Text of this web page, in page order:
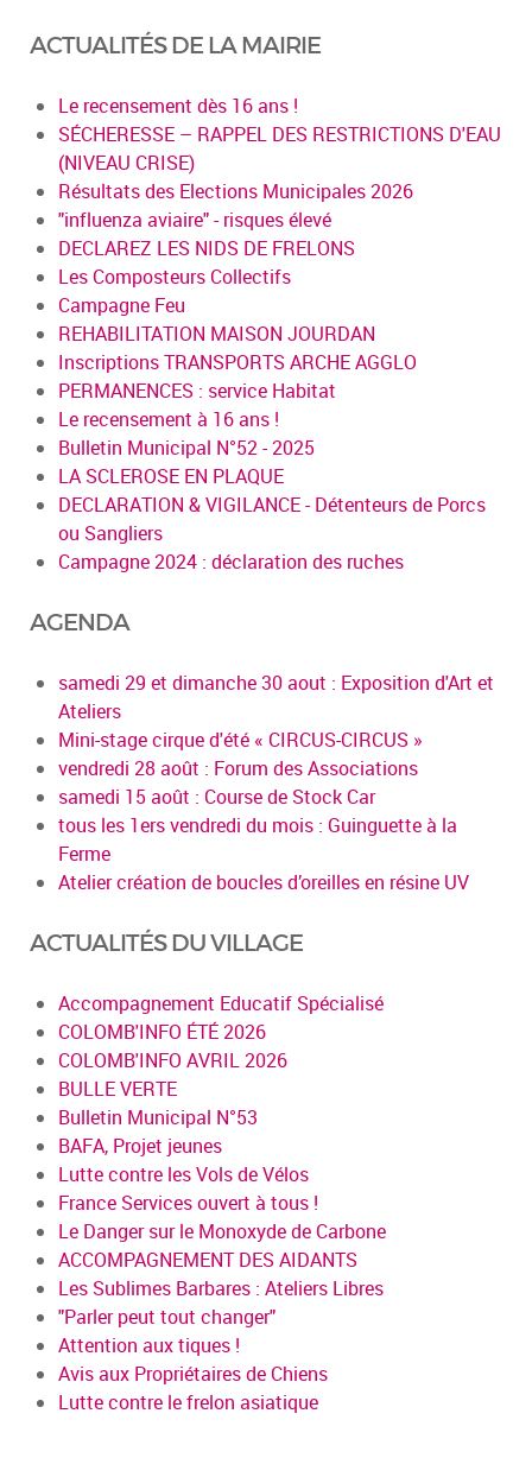
ACTUALITÉS DE LA MAIRIE
Le recensement dès 16 ans !
SÉCHERESSE – RAPPEL DES RESTRICTIONS D'EAU
(NIVEAU CRISE)
Résultats des Elections Municipales 2026
"influenza aviaire" - risques élevé
DECLAREZ LES NIDS DE FRELONS
Les Composteurs Collectifs
Campagne Feu
REHABILITATION MAISON JOURDAN
Inscriptions TRANSPORTS ARCHE AGGLO
PERMANENCES : service Habitat
Le recensement à 16 ans !
Bulletin Municipal N°52 - 2025
LA SCLEROSE EN PLAQUE
DECLARATION & VIGILANCE - Détenteurs de Porcs
ou Sangliers
Campagne 2024 : déclaration des ruches
AGENDA
samedi 29 et dimanche 30 aout : Exposition d'Art et
Ateliers
Mini-stage cirque d'été « CIRCUS-CIRCUS »
vendredi 28 août : Forum des Associations
samedi 15 août : Course de Stock Car
tous les 1ers vendredi du mois : Guinguette à la
Ferme
Atelier création de boucles d’oreilles en résine UV
ACTUALITÉS DU VILLAGE
Accompagnement Educatif Spécialisé
COLOMB'INFO ÉTÉ 2026
COLOMB'INFO AVRIL 2026
BULLE VERTE
Bulletin Municipal N°53
BAFA, Projet jeunes
Lutte contre les Vols de Vélos
France Services ouvert à tous !
Le Danger sur le Monoxyde de Carbone
ACCOMPAGNEMENT DES AIDANTS
Les Sublimes Barbares : Ateliers Libres
"Parler peut tout changer"
Attention aux tiques !
Avis aux Propriétaires de Chiens
Lutte contre le frelon asiatique